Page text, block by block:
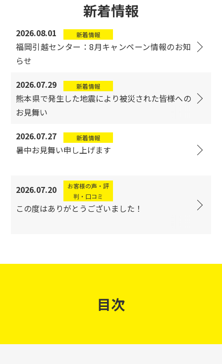
新着情報
2026.08.01 新着情報
福岡引越センター：8月キャンペーン情報のお知
らせ
2026.07.29
新着情報
熊本県で発生した地震により被災された皆様への
お見舞い
2026.07.27
新着情報
暑中お見舞い申し上げます
2026.07.20
お客様の声・評
判・口コミ
この度はありがとうございました！
目次